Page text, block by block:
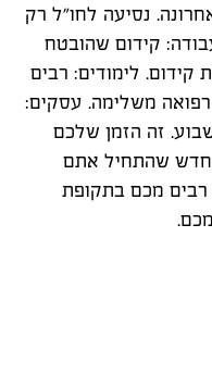
נסיעה לחו"ל רק
קידום שהובטח
קידום. לימודים: רבים
רפואה משלימה. עסקים:
זה הזמן שלכם
חדש שהתחיל אתם
רבים מכם בתקופת